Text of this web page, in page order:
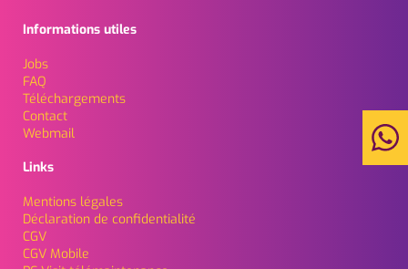
Informations utiles
Jobs
FAQ
Téléchargements
Contact
Webmail
Links
Mentions légales
Déclaration de confidentialité
CGV
CGV Mobile